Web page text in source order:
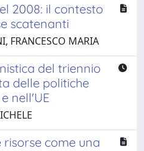
2008: il contesto
scatenanti
FRANCESCO MARIA
del triennio
delle politiche
nell'UE
come una